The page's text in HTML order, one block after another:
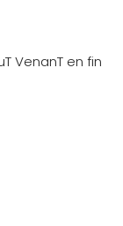
VenanT en fin